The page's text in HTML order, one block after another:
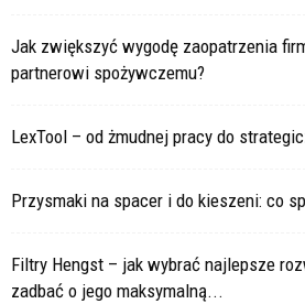
Jak zwiększyć wygodę zaopatrzenia
partnerowi spożywczemu?
LexTool – od żmudnej pracy do
Przysmaki na spacer i do kieszeni: co
Filtry Hengst – jak wybrać najlepsze
zadbać o jego maksymalną...